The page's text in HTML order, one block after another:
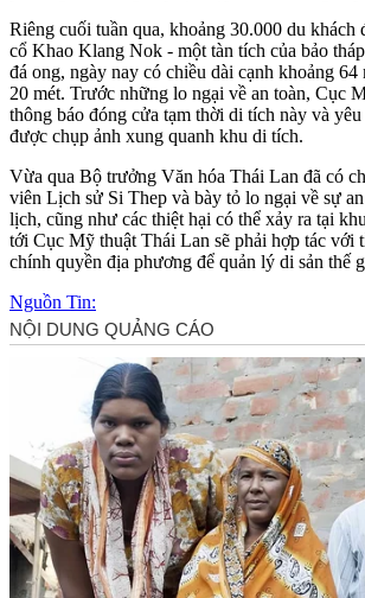
Riêng cuối tuần qua, khoảng 30.000 du khách
cổ Khao Klang Nok - một tàn tích của bảo
đá ong, ngày nay có chiều dài cạnh khoảng 64
20 mét. Trước những lo ngại về an toàn, Cục
thông báo đóng cửa tạm thời di tích này và
được chụp ảnh xung quanh khu di tích.
Vừa qua Bộ trưởng Văn hóa Thái Lan đã có
viên Lịch sử Si Thep và bày tỏ lo ngại về sự
lịch, cũng như các thiệt hại có thể xảy ra tại
tới Cục Mỹ thuật Thái Lan sẽ phải hợp tác với
chính quyền địa phương để quản lý di sản thế
Nguồn Tin: